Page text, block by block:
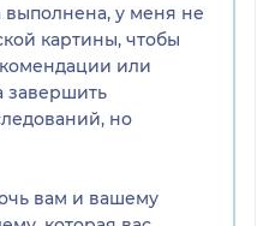
у меня не
картины, чтобы
или
завершить
но
вам и вашему